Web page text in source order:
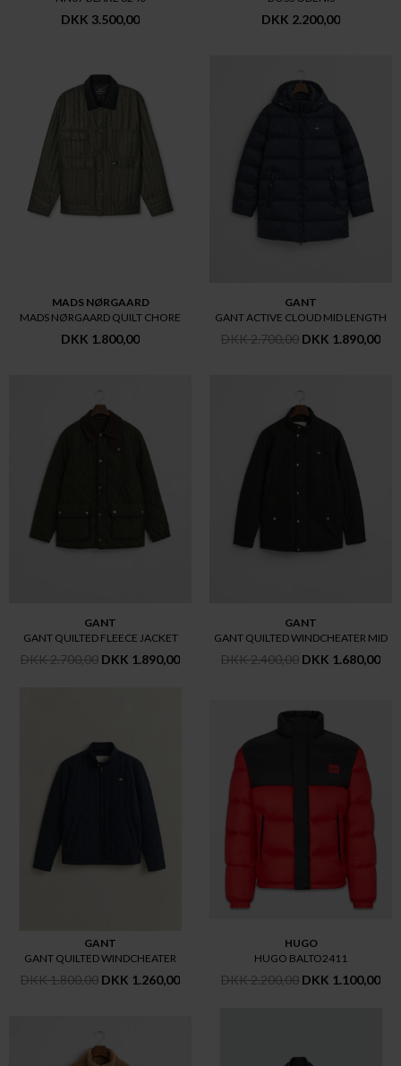
DKK 3.500,00 DKK 2.200,00
MADS NØRGAARD
MADS NØRGAARD QUILT CHORE
DKK 1.800,00
GANT
GANT ACTIVE CLOUD MID LENGTH
DKK 2.700,00 DKK 1.890,00
GANT
GANT QUILTED FLEECE JACKET
DKK 2.700,00 DKK 1.890,00
GANT
GANT QUILTED WINDCHEATER MID
DKK 2.400,00 DKK 1.680,00
GANT
GANT QUILTED WINDCHEATER
DKK 1.800,00 DKK 1.260,00
HUGO
HUGO BALTO2411
DKK 2.200,00 DKK 1.100,00